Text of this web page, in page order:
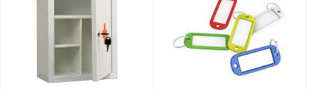
порошковое
Нагрузка на полку, кг:
до